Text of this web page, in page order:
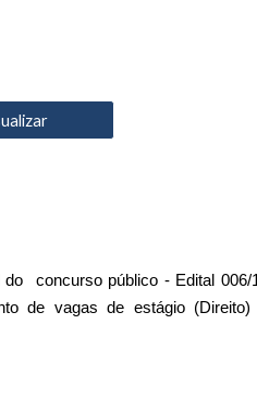
do concurso público - Edital 006/
de vagas de estágio (Direito)